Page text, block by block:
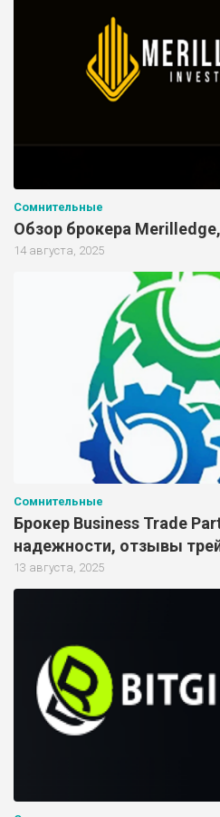
Сомнительные
Обзор брокера
14 августа, 2025
Сомнительные
Брокер Business Trade
надежности, отзывы
13 августа, 2025